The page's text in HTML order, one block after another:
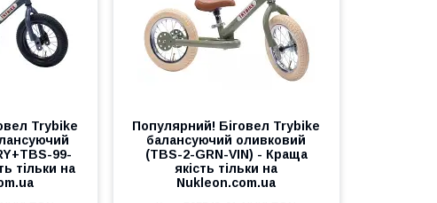
Trybike
99-
тільки на
Популярний! Біговел Trybike
балансуючий оливковий
(TBS-2-GRN-VIN) - Краща
якість тільки на
Nukleon.com.ua